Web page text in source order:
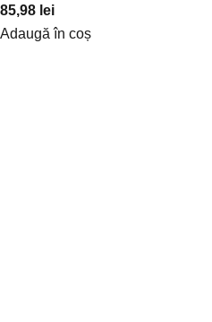
85,98 lei
Adaugă în coș